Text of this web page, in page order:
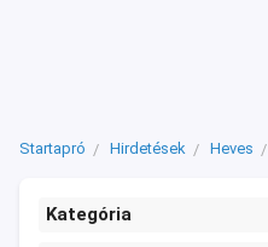
Startapró Hirdetések Heves
Kategória